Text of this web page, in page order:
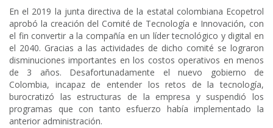
En el 2019 la junta directiva de la estatal colombiana Ecopetrol
aprobó la creación del Comité de Tecnología e Innovación, con
el fin convertir a la compañía en un líder tecnológico y digital en
el 2040. Gracias a las actividades de dicho comité se lograron
disminuciones importantes en los costos operativos en menos
de 3 años. Desafortunadamente el nuevo gobierno de
Colombia, incapaz de entender los retos de la tecnología,
burocratizó las estructuras de la empresa y suspendió los
programas que con tanto esfuerzo había implementado la
anterior administración.